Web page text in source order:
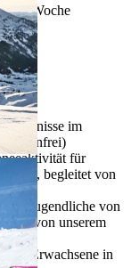
die Woche
Erlebnisse im
kostenfrei)
für
begleitet von
für Jugendliche von
von unserem
für Erwachsene in